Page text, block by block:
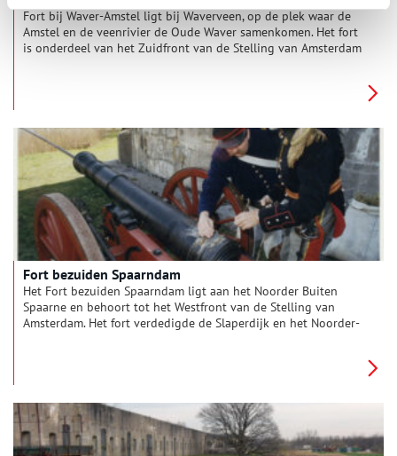
Fort bij Waver-Amstel ligt bij Waverveen, op de plek waar de
Amstel en de veenrivier de Oude Waver samenkomen. Het fort
is onderdeel van het Zuidfront van de Stelling van Amsterdam
Fort bezuiden Spaarndam
Het Fort bezuiden Spaarndam ligt aan het Noorder Buiten
Spaarne en behoort tot het Westfront van de Stelling van
Amsterdam. Het fort verdedigde de Slaperdijk en het Noorder-